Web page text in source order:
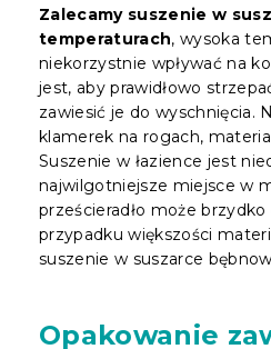
Zalecamy suszenie w
temperaturach, wysoka
niekorzystnie wpływać na
jest, aby prawidłowo
zawiesić je do wyschnięcia.
klamerek na rogach,
Suszenie w łazience jest
najwilgotniejsze miejsce w
prześcieradło może
przypadku większości
suszenie w suszarce
Opakowanie